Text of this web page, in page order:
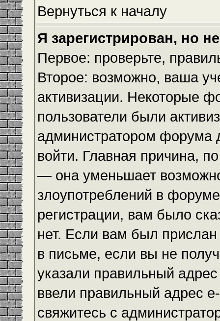
Вернуться к началу
Я зарегистрирован, но
Первое: проверьте,
Второе: возможно, ваша
активизации. Некоторые
пользователи были
администратором форума
войти. Главная причина,
— она уменьшает
злоупотреблений в
регистрации, вам было
нет. Если вам был
в письме, если вы не
указали правильный
ввели правильный адрес
свяжитесь с